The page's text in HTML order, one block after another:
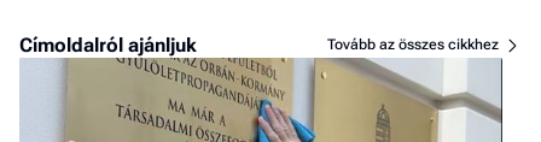
Címoldalról ajánljuk Tovább az összes cikkhez